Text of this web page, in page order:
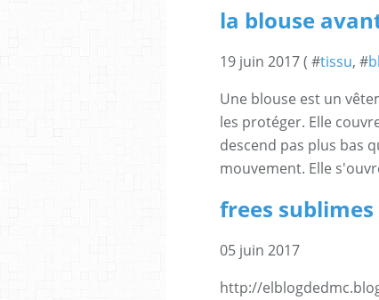
la blouse
19 juin 2017 ( #tissu, #
Une blouse est un
les protéger. Elle
descend pas plus bas
mouvement. Elle
frees sublimes
05 juin 2017
http://